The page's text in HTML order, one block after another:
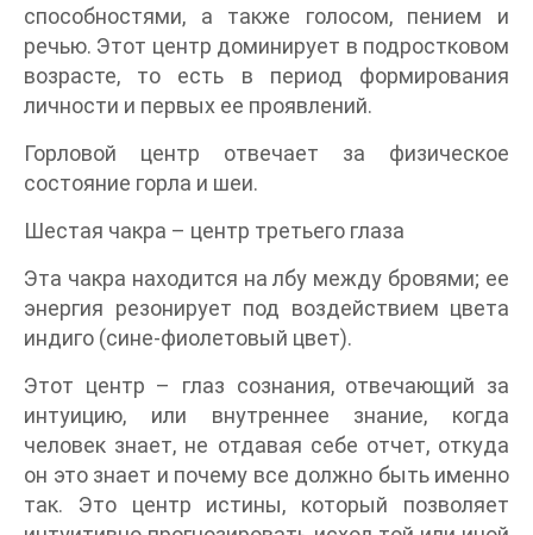
способностями, а также голосом, пением и
речью. Этот центр доминирует в подростковом
возрасте, то есть в период формирования
личности и первых ее проявлений.
Горловой центр отвечает за физическое
состояние горла и шеи.
Шестая чакра – центр третьего глаза
Эта чакра находится на лбу между бровями; ее
энергия резонирует под воздействием цвета
индиго (сине-фиолетовый цвет).
Этот центр – глаз сознания, отвечающий за
интуицию, или внутреннее знание, когда
человек знает, не отдавая себе отчет, откуда
он это знает и почему все должно быть именно
так. Это центр истины, который позволяет